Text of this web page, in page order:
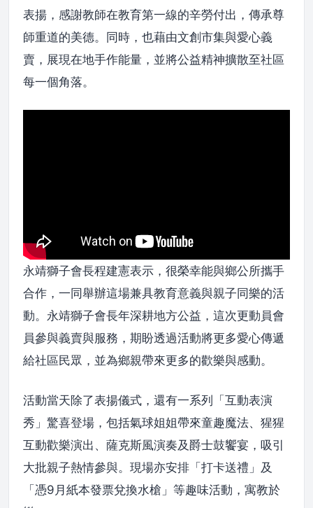
表揚，感謝教師在教育第一線的辛勞付出，傳承尊
師重道的美德。同時，也藉由文創市集與愛心義
賣，展現在地手作能量，並將公益精神擴散至社區
每一個角落。
永靖獅子會長程建憲表示，很榮幸能與鄉公所攜手
合作，一同舉辦這場兼具教育意義與親子同樂的活
動。永靖獅子會長年深耕地方公益，這次更動員會
員參與義賣與服務，期盼透過活動將更多愛心傳遞
給社區民眾，並為鄉親帶來更多的歡樂與感動。
活動當天除了表揚儀式，還有一系列「互動表演
秀」驚喜登場，包括氣球姐姐帶來童趣魔法、猩猩
互動歡樂演出、薩克斯風演奏及爵士鼓饗宴，吸引
大批親子熱情參與。現場亦安排「打卡送禮」及
「憑9月紙本發票兌換水槍」等趣味活動，寓教於